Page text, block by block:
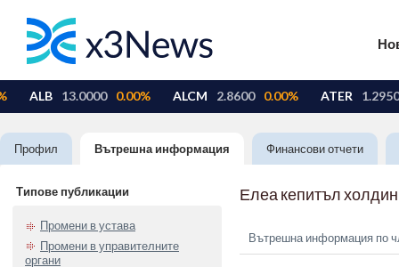
Профил Вътрешна информация Финансови отчети
Типове публикации
Промени в устава
Промени в управителните
органи
Елеа кепитъл
Вътрешна информация по